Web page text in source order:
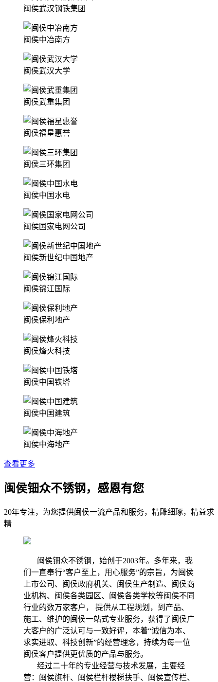
闽侯武汉钢铁集团
闽侯中冶南方
闽侯武汉大学
闽侯武重集团
闽侯福星惠誉
闽侯三环集团
闽侯中国水电
闽侯国家电网公司
闽侯新世纪中国地产
闽侯锦江国际
闽侯保利地产
闽侯烽火科技
闽侯中国铁塔
闽侯中国建筑
闽侯中海地产
查看更多
闽侯钿众不锈钢，感恩有您
20年专注，为您提供闽侯一流产品和服务，精雕细琢，精益求
精
闽侯钿众不锈钢，始创于2003年。多年来，我
们一直奉行“客户至上，用心服务”的宗旨，为闽侯
上市公司、闽侯政府机关、闽侯生产制造、闽侯商
业机构、闽侯各类园区、闽侯各类学校等闽侯不同
行业的数万家客户， 提供从工程规划，到产品、
施工、维护的闽侯一站式专业服务，获得了闽侯广
大客户的广泛认可与一致好评，本着“诚信为本、
求实进取、科技创新”的经营理念，持续为每一位
闽侯客户提供更优质的产品与服务。
经过二十年的专业经营与技术发展，主要经
营：闽侯旗杆、闽侯栏杆楼梯扶手、闽侯宣传栏、